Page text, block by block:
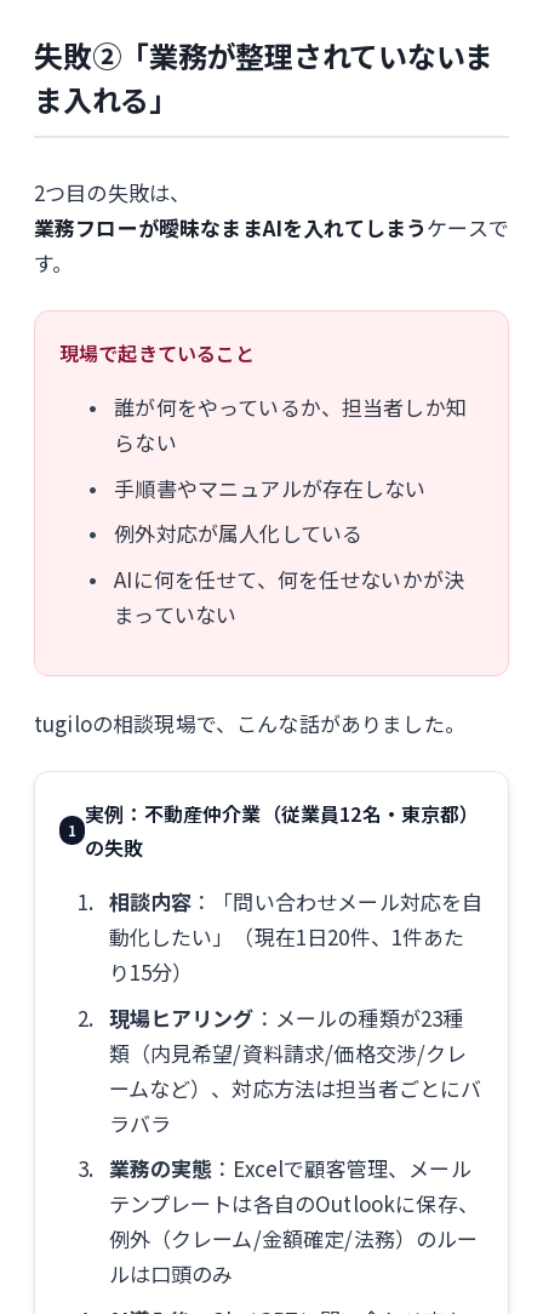
失敗②「業務が整理されていないま
ま入れる」
2つ目の失敗は、
業務フローが曖昧なままAIを入れてしまうケースで
す。
現場で起きていること
誰が何をやっているか、担当者しか知
らない
手順書やマニュアルが存在しない
例外対応が属人化している
AIに何を任せて、何を任せないかが決
まっていない
tugiloの相談現場で、こんな話がありました。
1
実例：不動産仲介業（従業員12名・東京都）
の失敗
相談内容 ：「問い合わせメール対応を自
動化したい」（現在1日20件、1件あた
り15分）
現場ヒアリング ：メールの種類が23種
類（内見希望/資料請求/価格交渉/クレ
ームなど）、対応方法は担当者ごとにバ
ラバラ
業務の実態 ：Excelで顧客管理、メール
テンプレートは各自のOutlookに保存、
例外（クレーム/金額確定/法務）のルー
ルは口頭のみ